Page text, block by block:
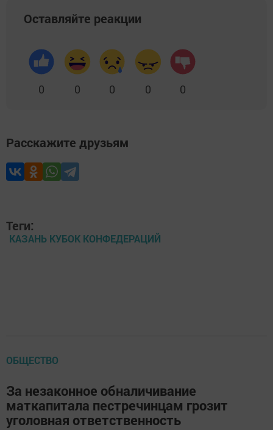
Оставляйте реакции
0 0 0 0 0
Расскажите друзьям
Теги:
КАЗАНЬ КУБОК КОНФЕДЕРАЦИЙ
ОБЩЕСТВО
За незаконное обналичивание
маткапитала пестречинцам грозит
уголовная ответственность